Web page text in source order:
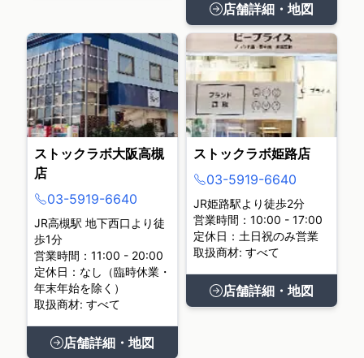
店舗詳細・地図
ストックラボ大阪高槻
店
03-5919-6640
JR高槻駅 地下西口より徒
歩1分
営業時間：11:00 - 20:00
定休日：なし（臨時休業・
年末年始を除く）
取扱商材: すべて
店舗詳細・地図
ストックラボ姫路店
03-5919-6640
JR姫路駅より徒歩2分
営業時間：10:00 - 17:00
定休日：土日祝のみ営業
取扱商材: すべて
店舗詳細・地図